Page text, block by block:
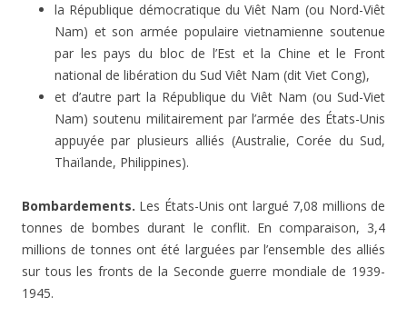
la République démocratique du Viêt Nam (ou Nord-Viêt
Nam) et son armée populaire vietnamienne soutenue
par les pays du bloc de l’Est et la Chine et le Front
national de libération du Sud Viêt Nam (dit Viet Cong),
et d’autre part la République du Viêt Nam (ou Sud-Viet
Nam) soutenu militairement par l’armée des États-Unis
appuyée par plusieurs alliés (Australie, Corée du Sud,
Thaïlande, Philippines).
Bombardements. Les États-Unis ont largué 7,08 millions de
tonnes de bombes durant le conflit. En comparaison, 3,4
millions de tonnes ont été larguées par l’ensemble des alliés
sur tous les fronts de la Seconde guerre mondiale de 1939-
1945.